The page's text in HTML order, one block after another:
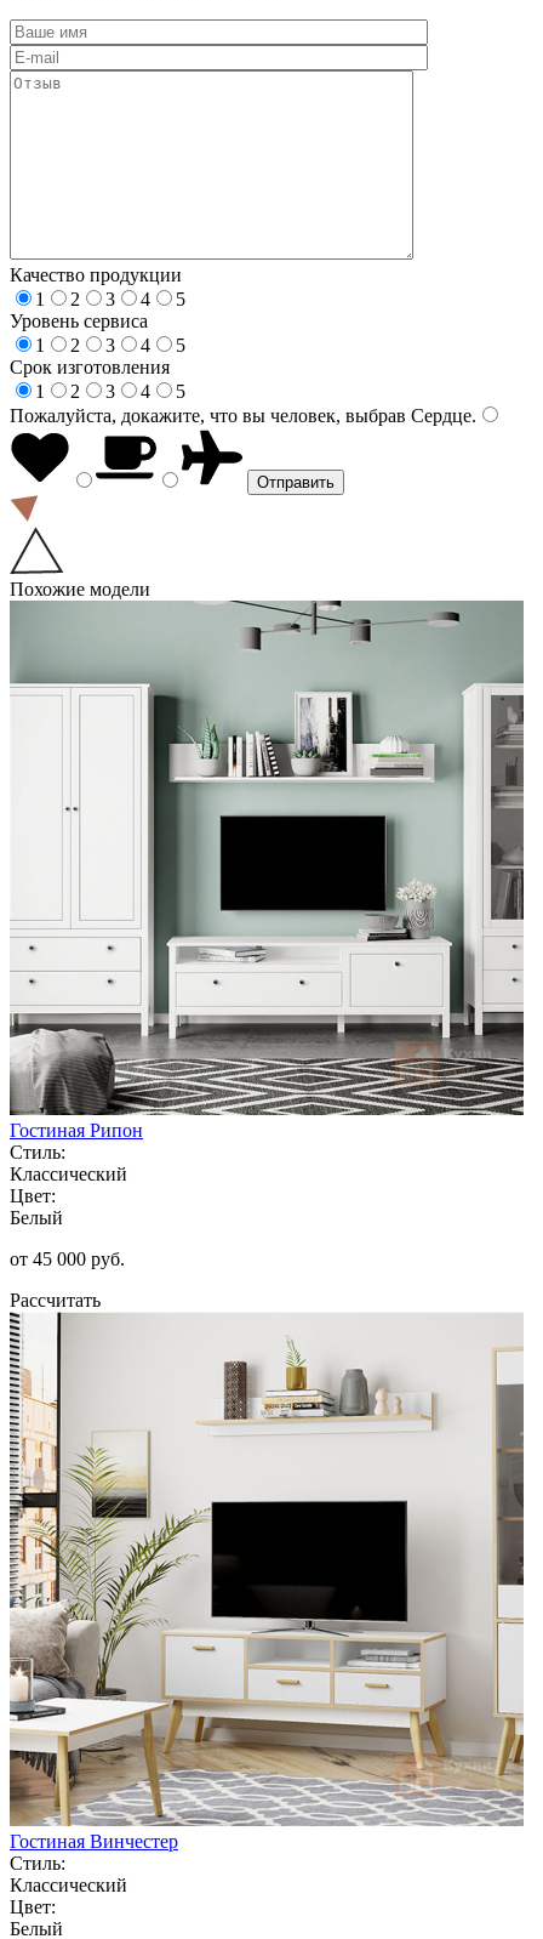
Качество продукции
1
2 3 4
5
Уровень сервиса
1
2 3 4
5
Срок изготовления
1
2 3 4
5
Пожалуйста, докажите, что вы человек, выбрав Сердце.
Похожие модели
Гостиная Рипон
Стиль:
Классический
Цвет:
Белый
от 45 000 руб.
Рассчитать
Гостиная Винчестер
Стиль:
Классический
Цвет:
Белый